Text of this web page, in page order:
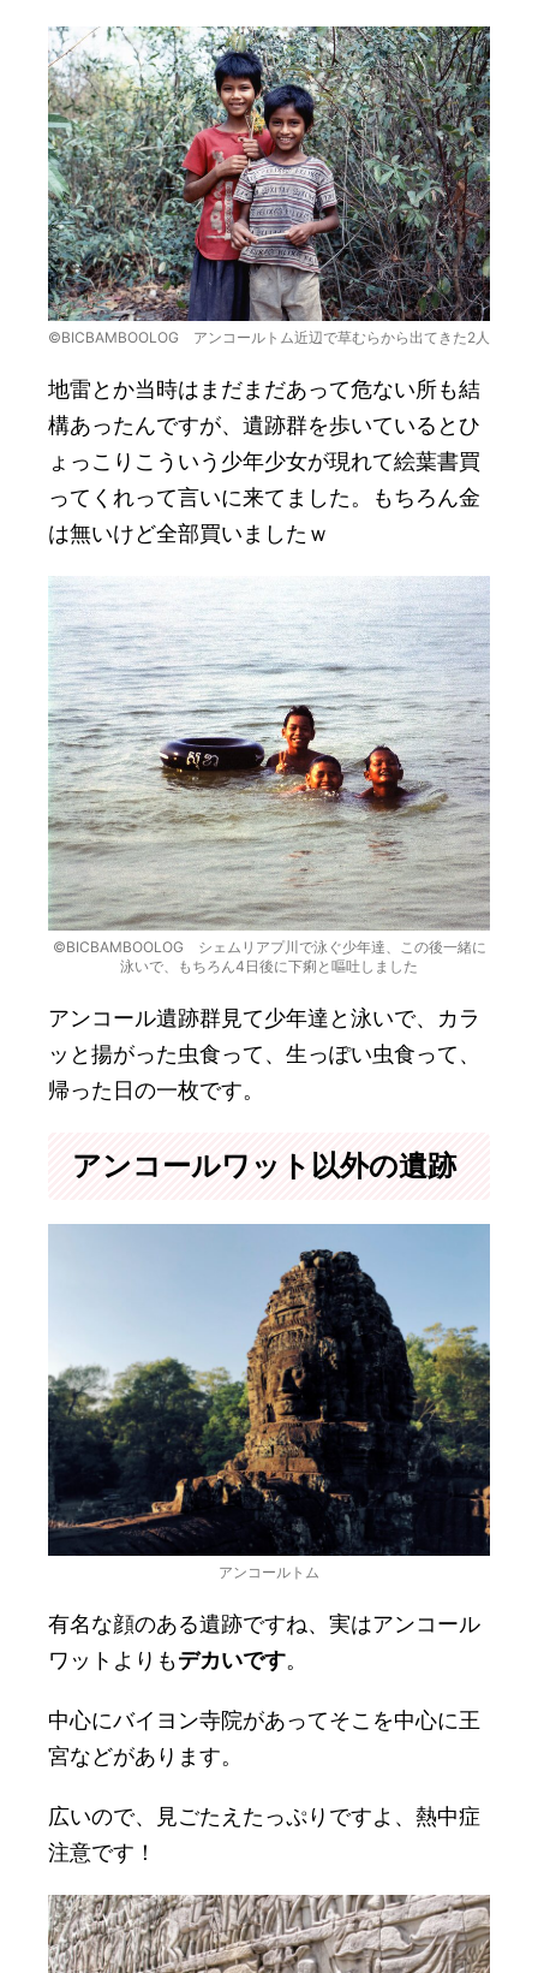
©BICBAMBOOLOG アンコールトム近辺で草むらから出てきた2人
地雷とか当時はまだまだあって危ない所も結
構あったんですが、遺跡群を歩いているとひ
ょっこりこういう少年少女が現れて絵葉書買
ってくれって言いに来てました。もちろん金
は無いけど全部買いましたｗ
©BICBAMBOOLOG シェムリアプ川で泳ぐ少年達、この後一緒に
泳いで、もちろん4日後に下痢と嘔吐しました
アンコール遺跡群見て少年達と泳いで、カラ
ッと揚がった虫食って、生っぽい虫食って、
帰った日の一枚です。
アンコールワット以外の遺跡
アンコールトム
有名な顔のある遺跡ですね、実はアンコール
ワットよりもデカいです。
中心にバイヨン寺院があってそこを中心に王
宮などがあります。
広いので、見ごたえたっぷりですよ、熱中症
注意です！